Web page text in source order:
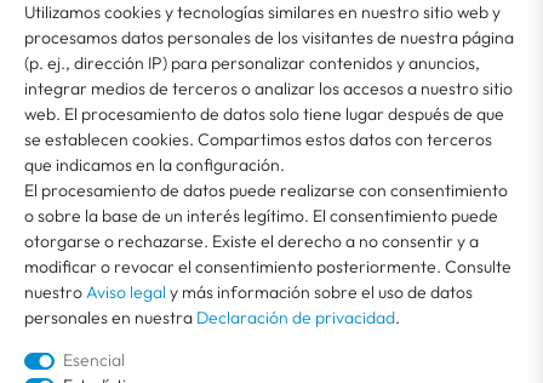
Usted acepta que sus datos se utilicen para el envío de nuestro boletín. El boletín puede
cancelarse en cualquier momento. Encontrará más información e indicaciones sobre
la revocación en nuestra Declaración de privacidad *
MI CUENTA
ATENCIÓN AL CLIENTE
SOBRE VEGA
Utilizamos cookies y tecnologías similares en nuestro sitio web y
procesamos datos personales de los visitantes de nuestra página
(p. ej., dirección IP) para personalizar contenidos y anuncios,
integrar medios de terceros o analizar los accesos a nuestro sitio
web. El procesamiento de datos solo tiene lugar después de que
se establecen cookies. Compartimos estos datos con terceros
que indicamos en la configuración.
El procesamiento de datos puede realizarse con consentimiento
o sobre la base de un interés legítimo. El consentimiento puede
otorgarse o rechazarse. Existe el derecho a no consentir y a
modificar o revocar el consentimiento posteriormente. Consulte
nuestroAviso legal y más información sobre el uso de datos
personales en nuestra Declaración de privacidad.
Esencial